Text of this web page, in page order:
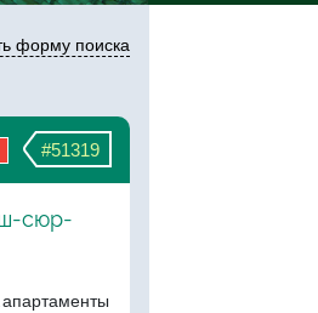
форму поиска
#51319
сюр-
апартаменты